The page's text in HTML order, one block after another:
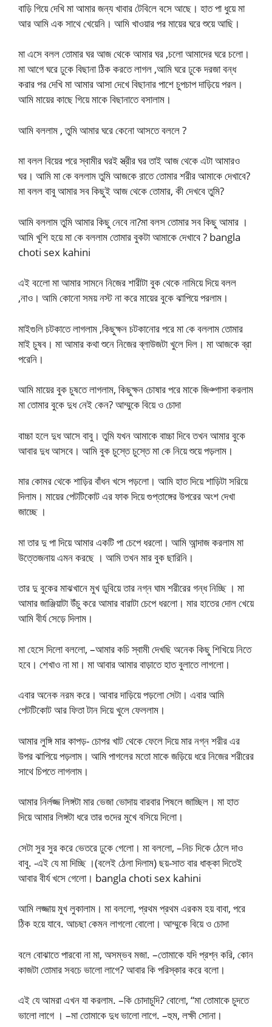
বাড়ি গিয়ে দেখি মা আমার জন্য খাবার টেবিলে বসে আছে। হাত পা ধুয়ে মা
আর আমি এক সাথে খেয়েনি। আমি খাওয়ার পর মায়ের ঘরে শুয়ে আছি।
মা এসে বলল তোমার ঘর আজ থেকে আমার ঘর ,চলো আমাদের ঘরে চলো।
মা আগে ঘরে ঢুকে বিছানা ঠিক করতে লাগল ,আমি ঘরে ঢুকে দরজা বন্ধ
করার পর দেখি মা আমার আসা দেখে বিছানার পাশে চুপচাপ দাড়িয়ে পরল।
আমি মায়ের কাছে গিয়ে মাকে বিছানাতে বসালাম।
আমি বললাম , তুমি আমার ঘরে কেনো আসতে বললে ?
মা বলল বিয়ের পরে স্বামীর ঘরই স্ত্রীর ঘর তাই আজ থেকে এটা আমারও
ঘর। আমি মা কে বললাম তুমি আজকে ব়াতে তোমার শরীর আমাকে দেখাবে?
মা বলল বাবু আমার সব কিছুই আজ থেকে তোমার, কী দেখবে তুমি?
আমি বললাম তুমি আমার কিছু নেবে না?মা বলস তোমার সব কিছু আমার ।
আমি খুশি হয়ে মা কে বললাম তোমার বুকটা আমাকে দেখাবে ? bangla
choti sex kahini
এই বলোে মা আমার সামনে নিজের শারীটা বুক থেকে নামিয়ে দিয়ে বলল
,নাও। আমি কোনো সময় নস্ট না করে মায়ের বুকে ঝাপিয়ে পরলাম।
মাইগুলি চটকাতে লাগলাম ,কিছুক্ষন চটকানোর পরে মা কে বললাম তোমার
মাই চুষব। মা আমার কথা শুনে নিজের ব্লাউজটা খুলে দিল। মা আজকে ব্রা
পরেনি।
আমি মায়ের বুক চুষতে লাগলাম, কিছুক্ষন চোষার পরে মাকে জিঞ্গাসা করলাম
মা তোমার বুকে দুধ নেই কেন? আম্মুকে বিয়ে ও চোদা
বাচ্চা হলে দুধ আসে বাবু। তুমি যখন আমাকে বাচ্চা দিবে তখন আমার বুকে
আবার দুধ আসবে। আমি বুক চুস্তে চুস্তে মা কে নিয়ে শুয়ে পড়লাম।
মার কোমর থেকে শাড়ির বাঁধন খসে পড়লো। আমি হাত দিয়ে শাড়িটা সরিয়ে
দিলাম। মায়ের পেটটিকোট এর ফাক দিয়ে গুপ্তাঙ্গের উপরের অংশ দেখা
জাচ্ছে ।
মা তার দু পা দিয়ে আমার একটি পা চেপে ধরলো। আমি আন্দাজ করলাম মা
উত্তেজনায় এমন করছে । আমি তখন মার বুক ছারিনি।
তার দু বুকের মাঝখানে মুখ ডুবিয়ে তার নগ্ন ঘাম শরীরের গন্ধ নিচ্ছি । মা
আমার জাঞ্জিয়াটা উঁচু করে আমার বারাটা চেপে ধরলো। মার হাতের দোল খেয়ে
আমি বীর্য সেড়ে দিলাম।
মা হেসে দিলো বললো, –আমার কচি স্বামী দেখছি অনেক কিছু শিখিয়ে নিতে
হবে। শেখাও না মা। মা আবার আমার বাড়াতে হাত বুলাতে লাগলো।
এবার অনেক নরম করে। আবার দাড়িয়ে পড়লো সেটা। এবার আমি
পেটটিকোট আর ফিতা টান দিয়ে খুলে ফেললাম।
আমার লুঙ্গি মার কাপড়- চোপর খাট থেকে ফেলে দিয়ে মার নগ্ন শরীর এর
উপর ঝাপিয়ে পড়লাম। আমি পাগলের মতো মাকে জড়িয়ে ধরে নিজের শরীরের
সাথে চিপতে লাগলাম।
আমার নির্লজ্জ লিঙ্গটা মার ভেজা ভোদায় বারবার পিষলে জাচ্ছিল। মা হাত
দিয়ে আমার লিঙ্গটা ধরে তার গুদের মুখে বসিয়ে দিলো।
সেটা সুর সুর করে ভেতরে ঢুকে গেলো। মা বললো, –নিচ দিকে ঠেলে দাও
বাবু. -এই যে মা দিচ্ছি ।(বলেই ঠেলা দিলাম) ছয়-সাত বার ধাক্কা দিতেই
আবার বীর্য খসে গেলো। bangla choti sex kahini
আমি লজ্জায় মুখ লুকালাম। মা বললো, প্রথম প্রথম এরকম হয় বাবা, পরে
ঠিক হয়ে যাবে. আচছা কেমন লাগলো বোলো। আম্মুকে বিয়ে ও চোদা
বলে বোঝাতে পারবো না মা, অসম্ভব মজা. –তোমাকে যদি প্রশ্ন করি, কোন
কাজটা তোমার সবচে ভালো লাগে? আবার কি পরিস্কার করে বলো।
এই যে আমরা এখন যা করলাম. –কি চোদাচুদি? বোলো, “মা তোমাকে চুদতে
ভালো লাগে । –মা তোমাকে দুধ ভালো লাগে. –হুম, লক্ষী সোনা।